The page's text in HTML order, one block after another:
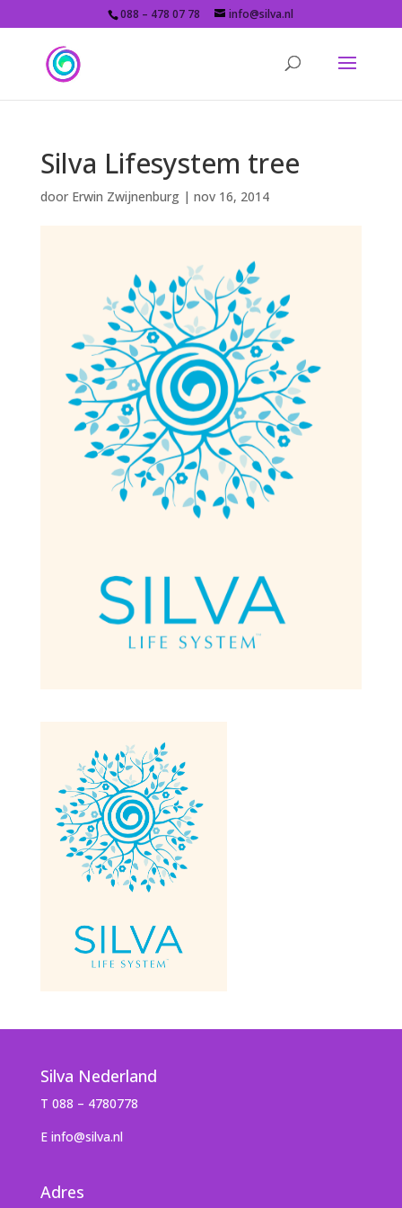
088 – 478 07 78 info@silva.nl
Silva Lifesystem tree
door Erwin Zwijnenburg| nov 16, 2014
Silva Nederland
T 088 – 4780778
E info@silva.nl
Adres